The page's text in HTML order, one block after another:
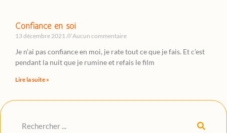
Confiance en soi
13 décembre 2021 Aucun commentaire
Je n’ai pas confiance en moi, je rate tout ce que je fais. Et c’est
pendant la nuit que je rumine et refais le film
Lire la suite »